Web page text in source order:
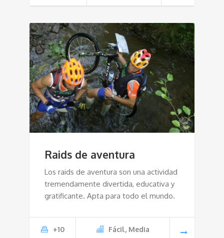
Raids de aventura
Los raids de aventura son una actividad
tremendamente divertida, educativa y
gratificante. Apta para todo el mundo.
+10 Fácil, Media